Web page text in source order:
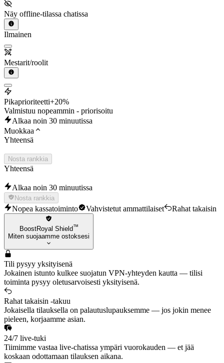
Näy offline-tilassa chatissa
Ilmainen
Mestarit/roolit
Pikaprioriteetti+20%
Valmistuu nopeammin - priorisoitu
Alkaa noin 30 minuutissa
Muokkaa
Yhteensä
Nosta rankkia
Yhteensä
Alkaa noin 30 minuutissa
Nosta rankkia
Nopea kassatoiminto Vahvistetut ammattilaiset Rahat takaisin
BoostRoyal Shield™
Miten suojaamme ostoksesi
Tili pysyy yksityisenä
Jokainen istunto kulkee suojatun VPN-yhteyden kautta — tilisi
toiminta pysyy oletusarvoisesti yksityisenä.
Rahat takaisin -takuu
Jokaisella tilauksella on palautuslupauksemme — jos jokin menee
pieleen, korjaamme asian.
24/7 live-tuki
Tiimimme vastaa live-chatissa ympäri vuorokauden — et jää
koskaan odottamaan tilauksen aikana.